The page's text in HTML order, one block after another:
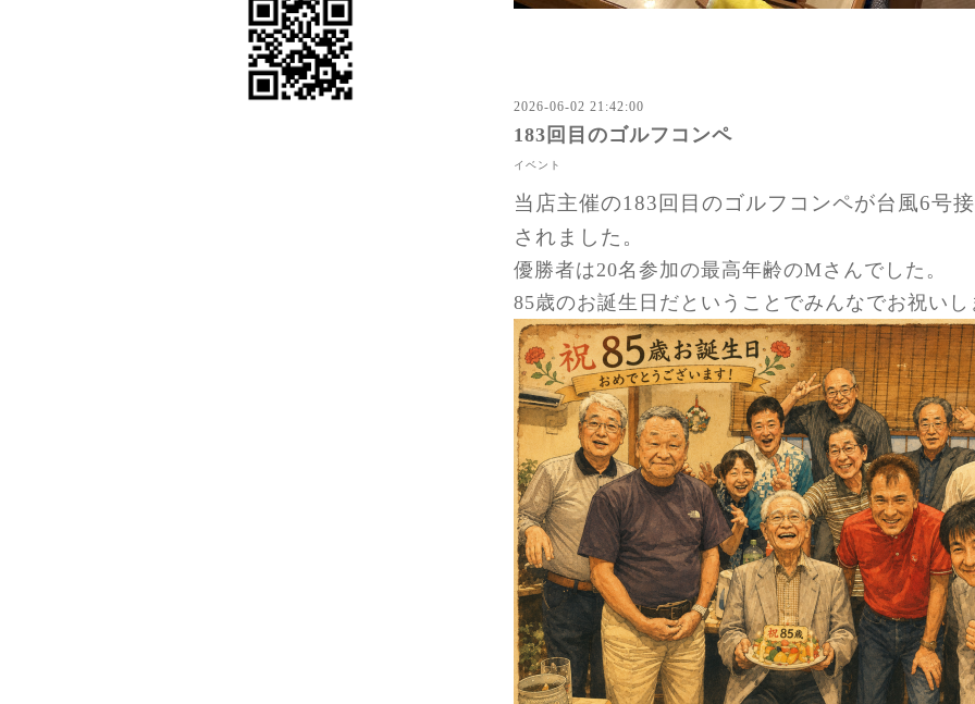
2026-06-02 21:42:00
183回目のゴルフコンペ
イベント
当店主催の183回目のゴルフコンペが台風6号
されました。
優勝者は20名参加の最高年齢のMさんでした。
85歳のお誕生日だということでみんなでお祝い